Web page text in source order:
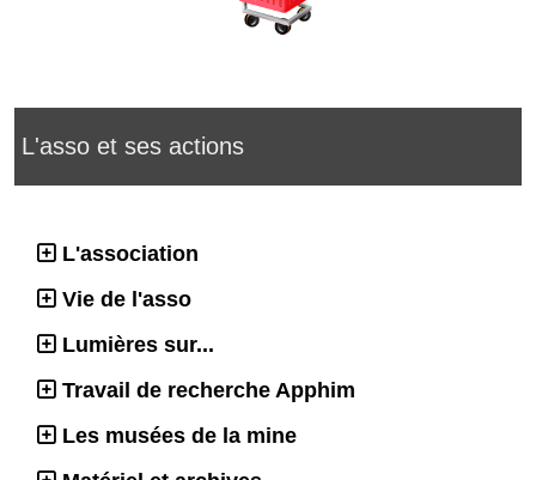
L'asso et ses actions
L'association
Vie de l'asso
Lumières sur...
Travail de recherche Apphim
Les musées de la mine